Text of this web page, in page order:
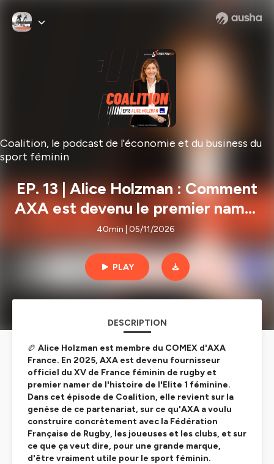
Coalition, le podcast de l'économie et du business du
sport féminin
EP. 13 | Alice Holzman : Comment
AXA est devenu le premier namer
de l'histoire de l'Elite 1 féminine
de rugby
40min | 05/11/2026
PLAY
DESCRIPTION
🏉 Alice Holzman est membre du COMEX d'AXA
France. En 2025, AXA est devenu fournisseur
officiel du XV de France féminin de rugby et
premier namer de l'histoire de l'Elite 1 féminine.
Dans cet épisode de Coalition, elle revient sur la
genèse de ce partenariat, sur ce qu'AXA a voulu
construire concrètement avec la Fédération
Française de Rugby, les joueuses et les clubs, et sur
ce que ça veut dire, pour une grande marque,
d'être vraiment utile pour le sport féminin.